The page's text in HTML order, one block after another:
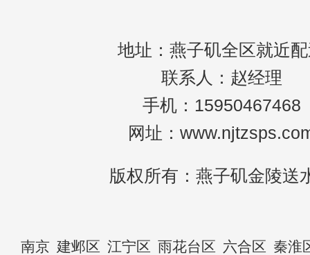
地址：燕子矶全区就近
联系人：赵经理
手机：15950467468
网址：
版权所有：燕子矶金陵送
南京 建邺区 江宁区 雨花台区 六合区 秦淮